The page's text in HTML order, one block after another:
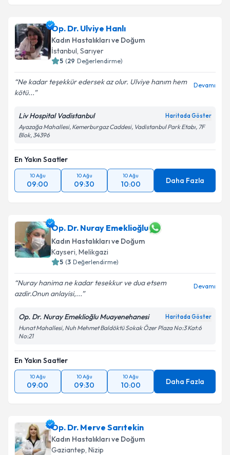
için bir takvim hazırlandığında e-posta ile
bilgilendireceğiz.
E-posta Adresiniz
Metni'ni okudum ve kişisel verilerimin belirtilen
kapsamda işlenmesini kabul ediyorum.
Op. Dr. Ulviye Hanlı
Kadın Hastalıkları ve Doğum
İstanbul, Sarıyer
5 (29 Değerlendirme)
Ne kadar teşekkür edersek az olur. Ulviye hanım hem
kötü...
Devamı
Liv Hospital Vadistanbul Haritada Göster
Ayazağa Mahallesi, Kemerburgaz Caddesi, Vadistanbul Park Etabı, 7F
Blok, 34396
En Yakın Saatler
10 Ağu
09:00
10 Ağu
09:30
10 Ağu
10:00 Daha Fazla
Op. Dr. Nuray Emeklioğlu
Kadın Hastalıkları ve Doğum
Kayseri, Melikgazi
5 (3 Değerlendirme)
Nuray hanima ne kadar tesekkur ve dua etsem
azdir.Onun anlayisi,...
Devamı
Op. Dr. Nuray Emeklioğlu Muayenehanesi Haritada Göster
Hunat Mahallesi, Nuh Mehmet Baldöktü Sokak Özer Plaza No:3 Kat:6
No:21
En Yakın Saatler
10 Ağu
09:00
10 Ağu
09:30
10 Ağu
10:00 Daha Fazla
Op. Dr. Merve Sarıtekin
Kadın Hastalıkları ve Doğum
Gaziantep, Nizip